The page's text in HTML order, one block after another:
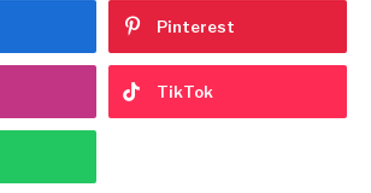
Pinterest
TikTok